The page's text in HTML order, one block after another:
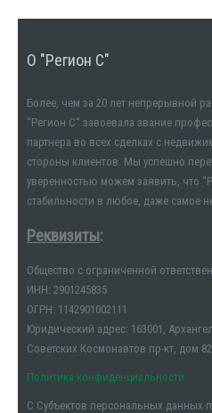
О "Регион С"
Более, чем за 20 лет непрерывной
"Регион С" завоевала звание
партнера во всех сделках с
стороны клиентов. Мы успешно
уверенностью можем заявить, что
стабильности в любое, даже самое
Реквизиты:
Общество с ограниченной
ИНН: 2901245835
ОГРН: 1142901002111
Юридический адрес: 163001,
Советских Космонавтов пр-кт, дом 82
Политика конфиденциальности
С Субъектов персональных данных